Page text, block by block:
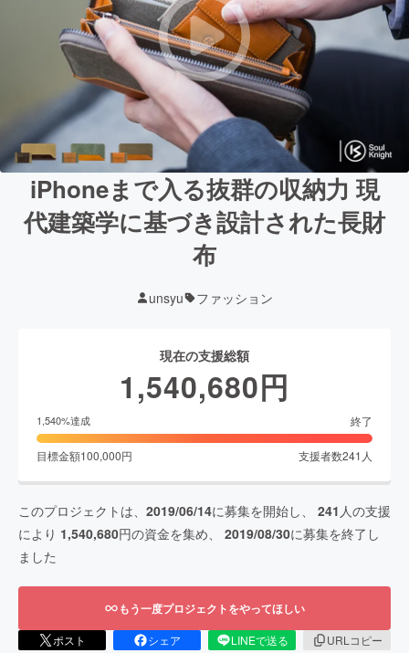
iPhoneまで入る抜群の収納力 現
代建築学に基づき設計された長財
布
unsyu ファッション
現在の支援総額
1,540,680円
1,540%達成 終了
目標金額100,000円 支援者数241 人
このプロジェクトは、 2019/06/14に募集を開始し、 241 人の支援
により 1,540,680円の資金を集め、 2019/08/30に募集を終了し
ました
もう一度プロジェクトをやってほしい
ポスト シェア LINEで送る
URLコピー